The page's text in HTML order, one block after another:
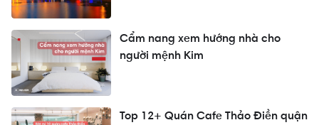
Cẩm nang xem hướng nhà cho
người mệnh Kim
Top 12+ Quán Cafe Thảo Điền quận